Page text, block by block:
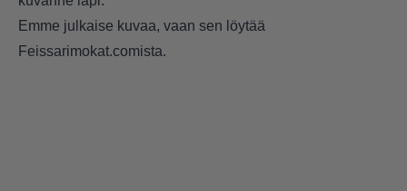
Emme julkaise kuvaa, vaan sen löytää
Feissarimokat.comista.